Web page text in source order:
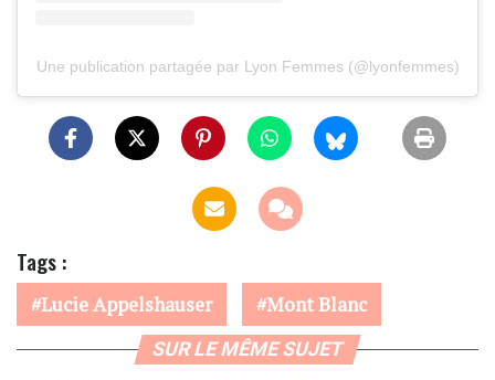
Une publication partagée par Lyon Femmes (@lyonfemmes)
Tags :
Lucie Appelshauser Mont Blanc
SUR LE MÊME SUJET